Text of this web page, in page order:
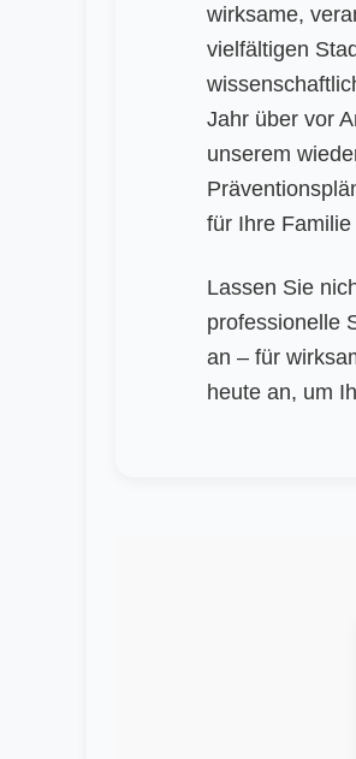
wirksame,
vielfältigen
Jahr über vor
unserem
für Ihre
Lassen Sie
professionelle
an – für
heute an, um